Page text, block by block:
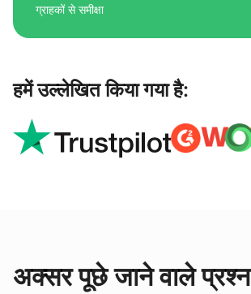
ग्राहकों से समीक्षा
हमें उल्लेखित किया गया है:
अक्सर पूछे जाने वाले प्रश्न